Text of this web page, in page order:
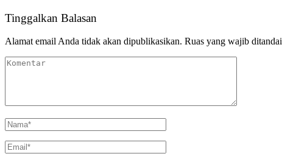
Tinggalkan Balasan
Alamat email Anda tidak akan dipublikasikan. Ruas yang wajib ditandai